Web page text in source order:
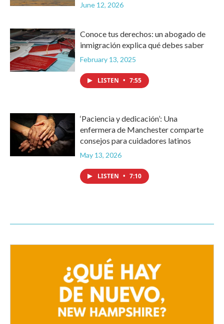
June 12, 2026
Conoce tus derechos: un abogado de
inmigración explica qué debes saber
February 13, 2025
LISTEN • 7:55
‘Paciencia y dedicación’: Una
enfermera de Manchester comparte
consejos para cuidadores latinos
May 13, 2026
LISTEN • 7:10